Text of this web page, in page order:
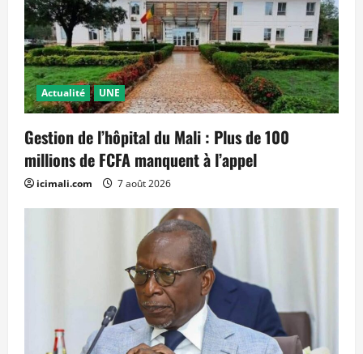
Actualité UNE
Gestion de l’hôpital du Mali : Plus de 100
millions de FCFA manquent à l’appel
icimali.com 7 août 2026